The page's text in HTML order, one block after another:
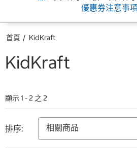
優惠券注意事
首頁 KidKraft
KidKraft
顯示 1 - 2 之 2
排序: